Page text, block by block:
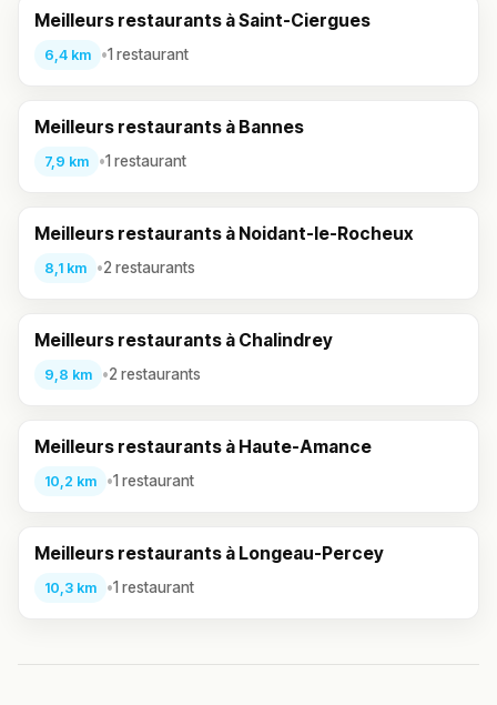
Meilleurs restaurants à Saint-Ciergues
6,4 km •1 restaurant
Meilleurs restaurants à Bannes
7,9 km •1 restaurant
Meilleurs restaurants à Noidant-le-Rocheux
8,1 km •2 restaurants
Meilleurs restaurants à Chalindrey
9,8 km •2 restaurants
Meilleurs restaurants à Haute-Amance
10,2 km •1 restaurant
Meilleurs restaurants à Longeau-Percey
10,3 km •1 restaurant